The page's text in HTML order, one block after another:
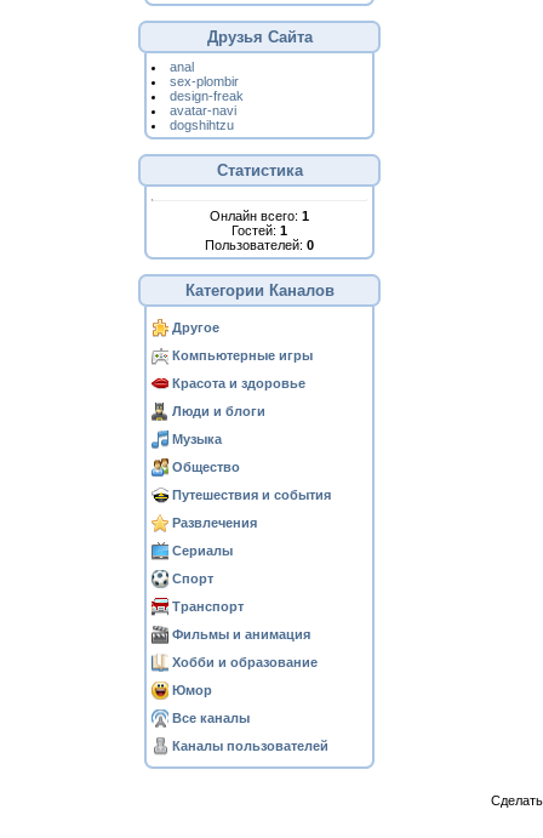
Друзья Сайта
anal
sex-plombir
design-freak
avatar-navi
dogshihtzu
Статистика
Онлайн всего: 1
Гостей: 1
Пользователей: 0
Категории Каналов
Другое
Компьютерные игры
Красота и здоровье
Люди и блоги
Музыка
Общество
Путешествия и события
Развлечения
Сериалы
Спорт
Транспорт
Фильмы и анимация
Хобби и образование
Юмор
Все каналы
Каналы пользователей